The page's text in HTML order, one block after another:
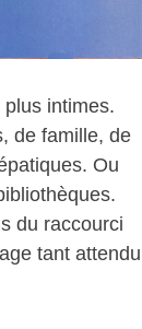
intimes.
de famille, de
Ou
du raccourci
tant attendu